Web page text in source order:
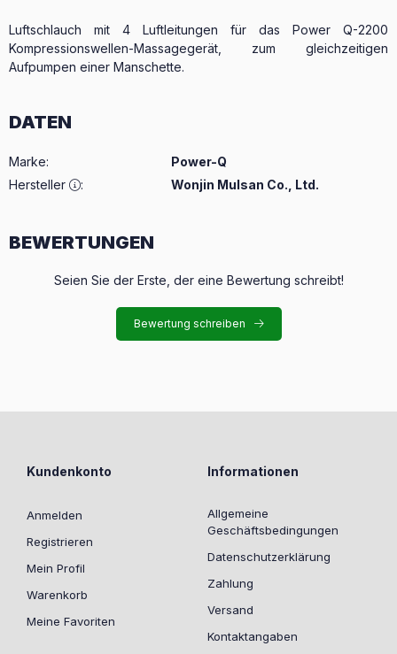
Luftschlauch mit 4 Luftleitungen für das Power Q-2200
Kompressionswellen-Massagegerät, zum gleichzeitigen
Aufpumpen einer Manschette.
DATEN
Marke:
Power-Q
Hersteller
: Wonjin Mulsan Co., Ltd.
BEWERTUNGEN
Seien Sie der Erste, der eine Bewertung schreibt!
Bewertung schreiben
Kundenkonto
Anmelden
Registrieren
Mein Profil
Warenkorb
Meine Favoriten
Informationen
Allgemeine
Geschäftsbedingungen
Datenschutzerklärung
Zahlung
Versand
Kontaktangaben